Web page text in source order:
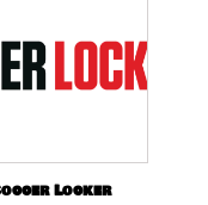
Locker